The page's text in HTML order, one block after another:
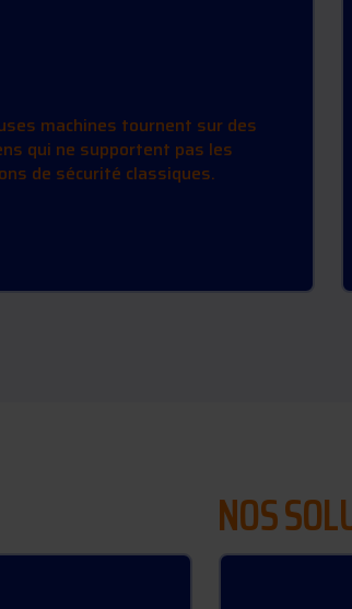
machines tournent sur des
qui ne supportent pas les
de sécurité classiques.
NOS